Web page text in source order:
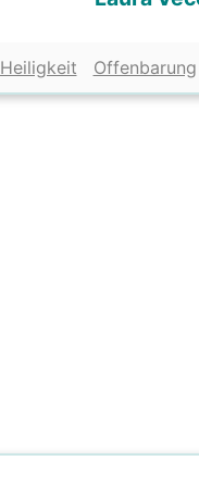
Heiligkeit Offenbarung